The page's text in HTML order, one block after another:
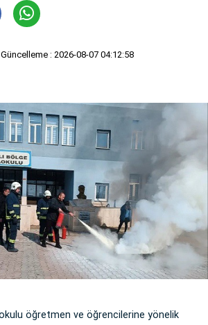
: 2026-08-07 04:12:58
öğretmen ve öğrencilerine yönelik